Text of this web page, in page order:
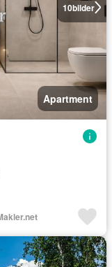
10bilder
Apartment